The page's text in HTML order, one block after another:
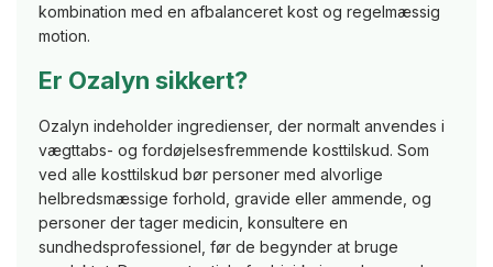
kombination med en afbalanceret kost og regelmæssig
motion.
Er Ozalyn sikkert?
Ozalyn indeholder ingredienser, der normalt anvendes i
vægttabs- og fordøjelsesfremmende kosttilskud. Som
ved alle kosttilskud bør personer med alvorlige
helbredsmæssige forhold, gravide eller ammende, og
personer der tager medicin, konsultere en
sundhedsprofessionel, før de begynder at bruge